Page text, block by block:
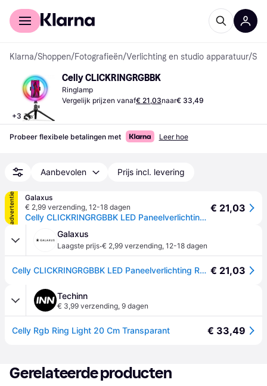
Voor shoppers
Klarna/Shoppen/Fotografieën/Verlichting en studio apparatuur/
+3
Celly CLICKRINGRGBBK
Ringlamp
Vergelijk prijzen vanaf€ 21,03naar€ 33,49
Probeer flexibele betalingen met Leer hoe
Aanbevolen Prijs incl. levering
advertentie
Galaxus
€ 2,99 verzending, 12-18 dagen
Celly CLICKRINGRGBBK LED Paneelverlichting Rond Gelijkstroom (Ringlicht), Constant licht, Zwart
€ 21,03
Galaxus
Laagste prijs·€ 2,99 verzending, 12-18 dagen
Celly CLICKRINGRGBBK LED Paneelverlichting Rond Gelijkstroom (Ringlicht), Constant licht, Zwart € 21,03
Techinn
€ 3,99 verzending, 9 dagen
Celly Rgb Ring Light 20 Cm Transparant € 33,49
Gerelateerde producten